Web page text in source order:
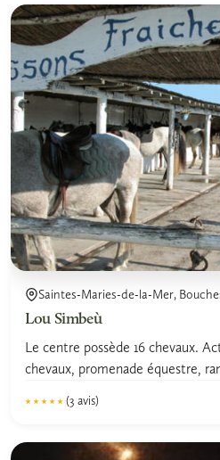
Saintes-Maries-de-la-Mer,
Lou Simbeù
Le centre possède 16 chevaux.
chevaux, promenade équestre,
★★★★★
★★★★★ (3 avis)